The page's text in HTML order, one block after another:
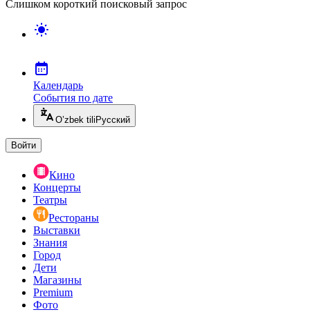
Слишком короткий поисковый запрос
Календарь
События по дате
O’zbek tili Русский
Войти
Кино
Концерты
Театры
Рестораны
Выставки
Знания
Город
Дети
Магазины
Premium
Фото